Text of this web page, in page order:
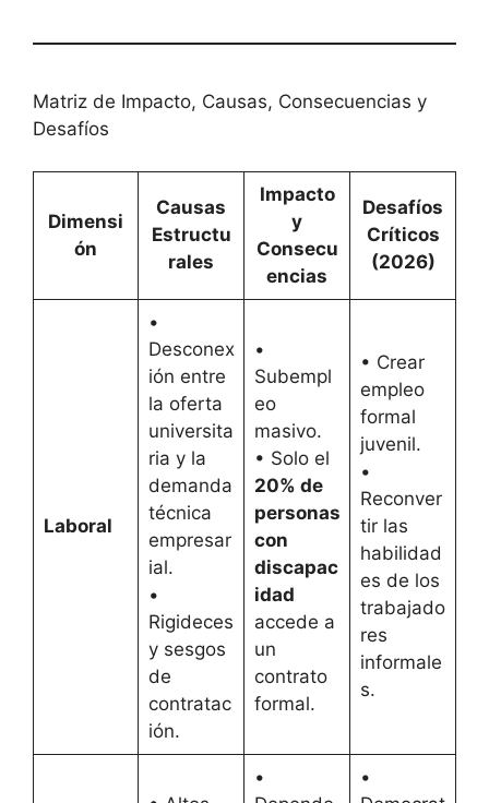
Matriz de Impacto, Causas, Consecuencias y
Desafíos
Dimensi
ón
Causas
Estructu
rales
Impacto
y
Consecu
encias
Desafíos
Críticos
(2026)
Laboral
•
Desconex
ión entre
la oferta
universita
ria y la
demanda
técnica
empresar
ial.
•
Rigideces
y sesgos
de
contratac
ión.
•
Subempl
eo
masivo.
• Solo el
20% de
personas
con
discapac
idad
accede a
un
contrato
formal.
• Crear
empleo
formal
juvenil.
•
Reconver
tir las
habilidad
es de los
trabajado
res
informale
s.
•
•